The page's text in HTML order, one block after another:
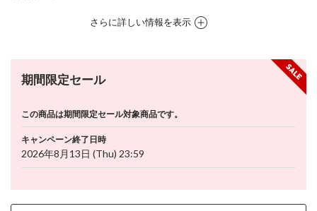
さらに詳しい情報を表示
期間限定セール
この商品は期間限定セール対象商品です。
キャンペーン終了日時
2026年8月13日 (Thu) 23:59